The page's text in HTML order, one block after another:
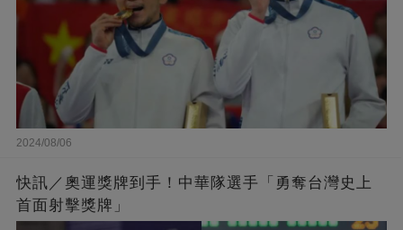
2024/08/06
快訊／奧運獎牌到手！中華隊選手「勇奪台灣史上
首面射擊獎牌」